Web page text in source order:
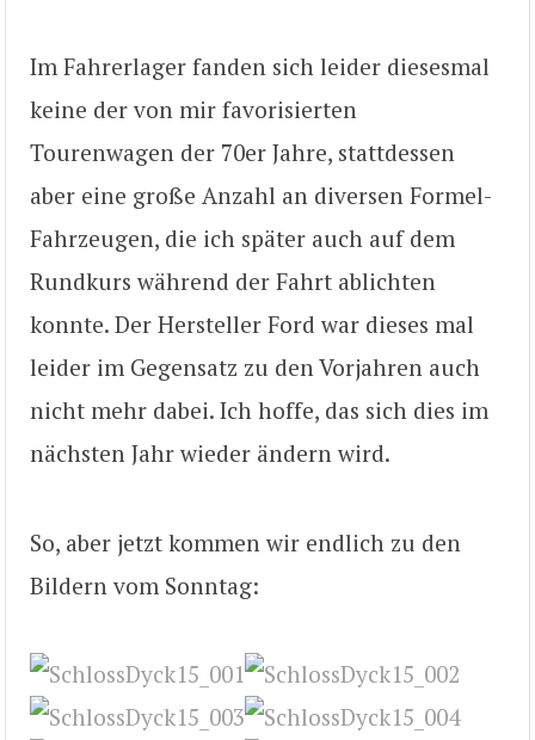
Im Fahrerlager fanden sich leider diesesmal
keine der von mir favorisierten
Tourenwagen der 70er Jahre, stattdessen
aber eine große Anzahl an diversen Formel-
Fahrzeugen, die ich später auch auf dem
Rundkurs während der Fahrt ablichten
konnte. Der Hersteller Ford war dieses mal
leider im Gegensatz zu den Vorjahren auch
nicht mehr dabei. Ich hoffe, das sich dies im
nächsten Jahr wieder ändern wird.
So, aber jetzt kommen wir endlich zu den
Bildern vom Sonntag: